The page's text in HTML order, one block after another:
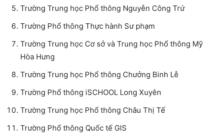
Trường Trung học Phổ thông Nguyễn Công Trứ
Trường Phổ thông Thực hành Sư phạm
Trường Trung học Cơ sở và Trung học Phổ thông Mỹ
Hòa Hưng
Trường Trung học Phổ thông Chưởng Binh Lễ
Trường Phổ thông iSCHOOL Long Xuyên
Trường Trung học Phổ thông Châu Thị Tế
Trường Phổ thông Quốc tế GIS